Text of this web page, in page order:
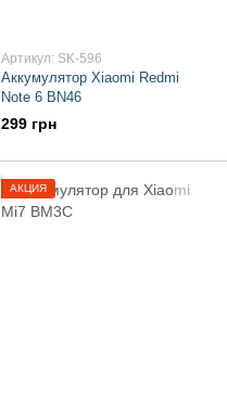
Артикул: SK-596
Аккумулятор Xiaomi Redmi
Note 6 BN46
299 грн
АКЦИЯ